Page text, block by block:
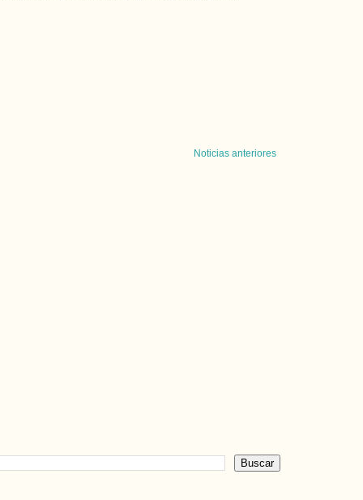
Noticias anteriores